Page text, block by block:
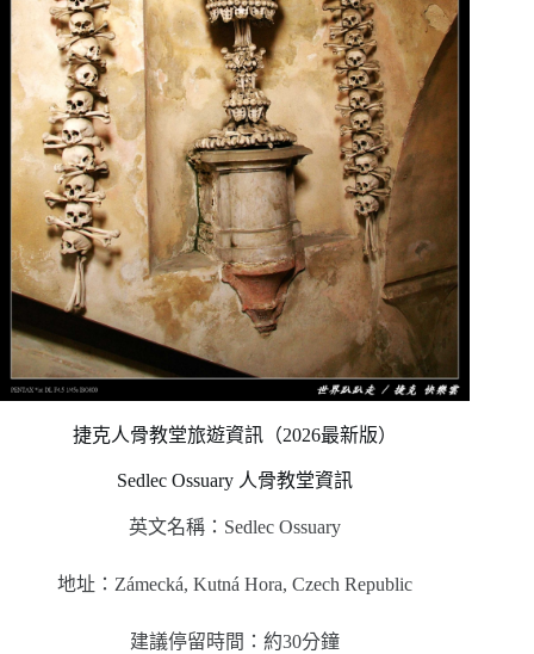
捷克人骨教堂旅遊資訊（2026最新版）
Sedlec Ossuary 人骨教堂資訊
英文名稱：Sedlec Ossuary
地址：Zámecká, Kutná Hora, Czech Republic
建議停留時間：約30分鐘